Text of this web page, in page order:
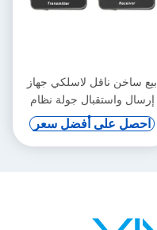
بيع ساخن ناقل لاسلكي جهاز
إرسال واستقبال جولة نظام
دليل صوتي للسيارة نظام
تعليمات ركوب الخيل
احصل على أفضل سعر